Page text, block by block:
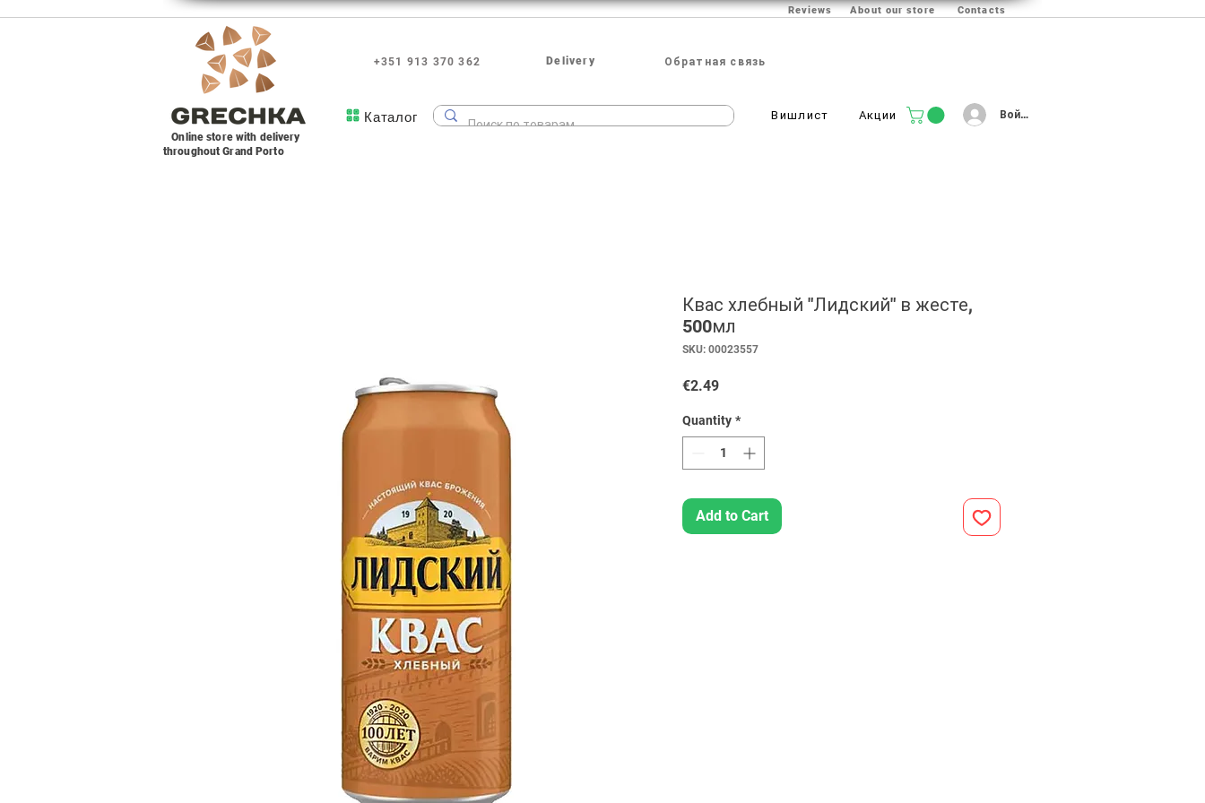
Reviews About our store Contacts
+351 913 370 362 Delivery Обратная связь
Online store with delivery
throughout Grand Porto
Каталог Вишлист Акции Войти
Квас хлебный "Лидский" в жесте,
500мл
SKU: 00023557
€2.49Price
Quantity *
Add to Cart